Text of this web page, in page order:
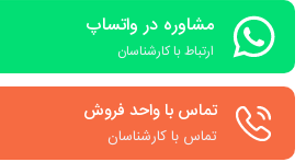
مشاوره در واتساپ
ارتباط با کارشناسان
تماس با واحد فروش
تماس با کارشناسان